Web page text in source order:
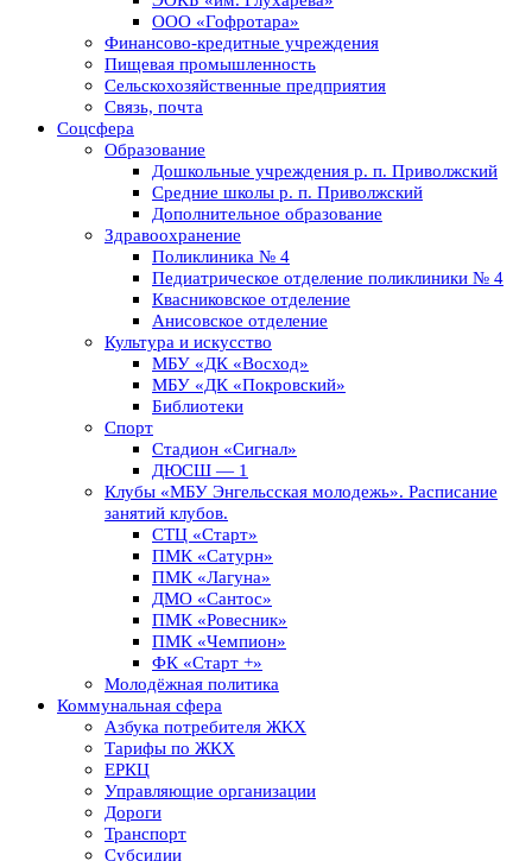
ООО «Гофротара»
Финансово-кредитные учреждения
Пищевая промышленность
Сельскохозяйственные предприятия
Связь, почта
Соцсфера
Образование
Дошкольные учреждения р. п. Приволжский
Средние школы р. п. Приволжский
Дополнительное образование
Здравоохранение
Поликлиника № 4
Педиатрическое отделение поликлиники № 4
Квасниковское отделение
Анисовское отделение
Культура и искусство
МБУ «ДК «Восход»
МБУ «ДК «Покровский»
Библиотеки
Спорт
Стадион «Сигнал»
ДЮСШ — 1
Клубы «МБУ Энгельсская молодежь». Расписание
занятий клубов.
СТЦ «Старт»
ПМК «Сатурн»
ПМК «Лагуна»
ДМО «Сантос»
ПМК «Ровесник»
ПМК «Чемпион»
ФК «Старт +»
Молодёжная политика
Коммунальная сфера
Азбука потребителя ЖКХ
Тарифы по ЖКХ
ЕРКЦ
Управляющие организации
Дороги
Транспорт
Субсидии